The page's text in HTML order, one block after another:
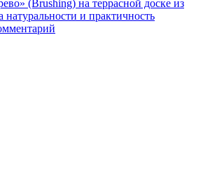
(Brushing) на террасной доске из
и практичность